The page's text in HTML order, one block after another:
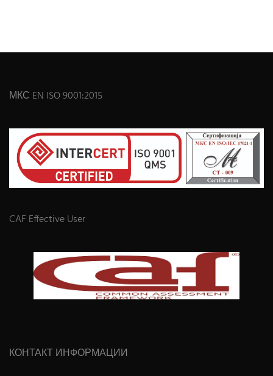
МКС EN ISO 9001:2015
CAF Effective User
КОНТАКТ ИНФОРМАЦИИ